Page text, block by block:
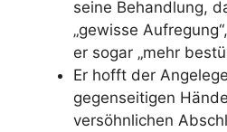
seine Behandlung,
„gewisse
er sogar „mehr
Er hofft der
gegenseitigen
versöhnlichen